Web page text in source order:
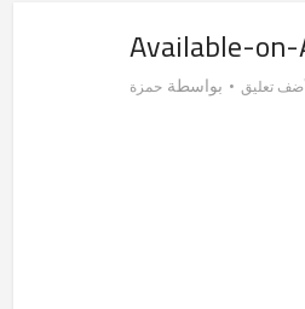
Available-
أضف تعليق بواسطةحمزة